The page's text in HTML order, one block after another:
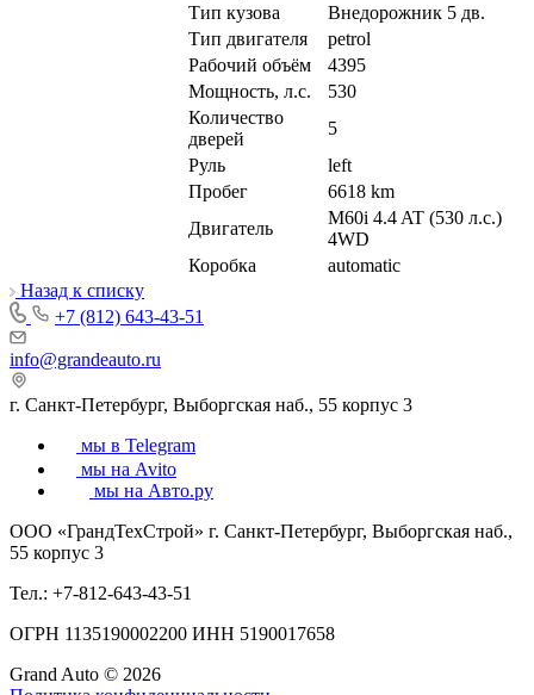
Тип кузова
Внедорожник 5 дв.
Тип двигателя
petrol
Рабочий объём
4395
Мощность, л.с.
530
Количество
дверей
5
Руль
left
Пробег
6618 km
Двигатель
M60i 4.4 AT (530 л.с.)
4WD
Коробка
automatic
Назад к списку
+7 (812) 643-43-51
info@grandeauto.ru
г. Санкт-Петербург, Выборгская наб., 55 корпус 3
мы в Telegram
мы на Avito
мы на Авто.ру
ООО «ГрандТехСтрой» г. Санкт-Петербург, Выборгская наб.,
55 корпус 3
Тел.: +7-812-643-43-51
ОГРН 1135190002200 ИНН 5190017658
Grand Auto © 2026